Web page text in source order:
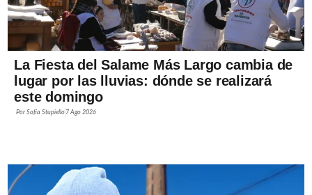
La Fiesta del Salame Más Largo cambia de
lugar por las lluvias: dónde se realizará
este domingo
PorSofía Stupiello 7 Ago 2026